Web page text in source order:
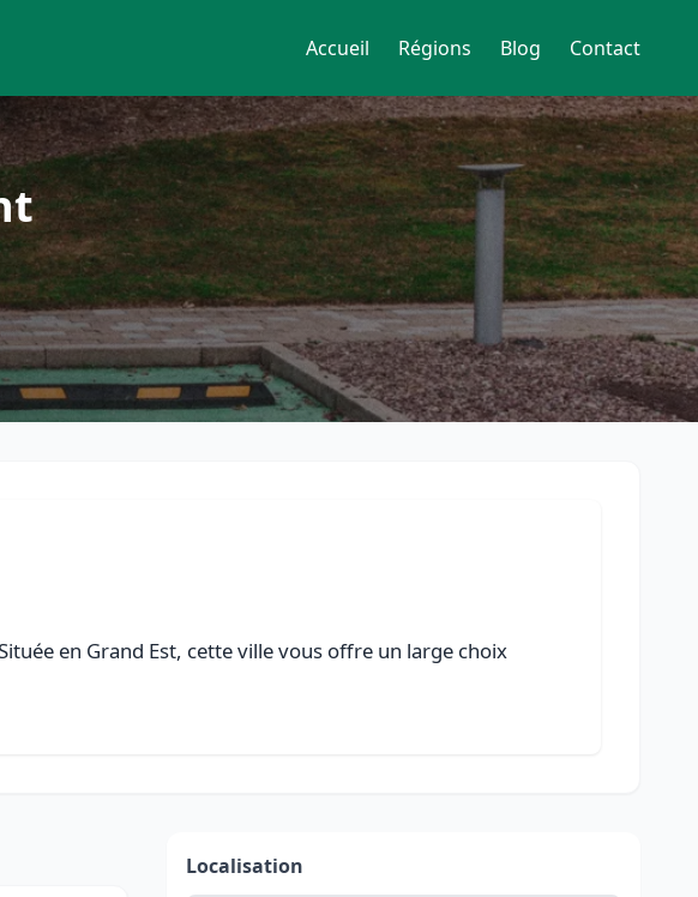
Accueil Régions Blog Contact
en Grand Est, cette ville vous offre un large choix
Localisation